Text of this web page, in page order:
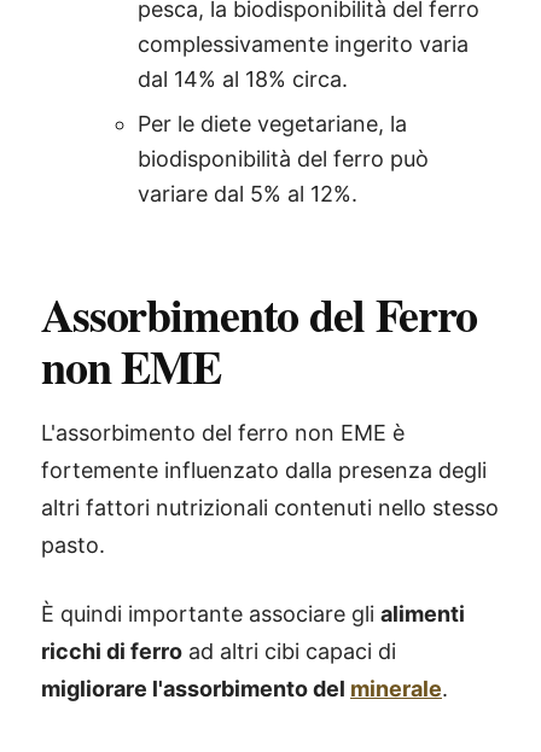
pesca, la biodisponibilità del ferro
complessivamente ingerito varia
dal 14% al 18% circa.
Per le diete vegetariane, la
biodisponibilità del ferro può
variare dal 5% al 12%.
Assorbimento del Ferro
non EME
L'assorbimento del ferro non EME è
fortemente influenzato dalla presenza degli
altri fattori nutrizionali contenuti nello stesso
pasto.
È quindi importante associare gli alimenti
ricchi di ferro ad altri cibi capaci di
migliorare l'assorbimento del minerale.